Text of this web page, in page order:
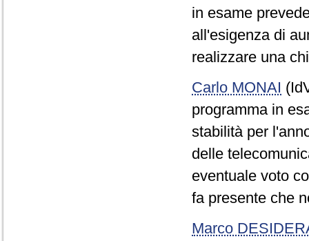
in esame
all'esigenza di
realizzare una
Carlo MONAI
programma in
stabilità per
delle
eventuale voto
fa presente che
Marco